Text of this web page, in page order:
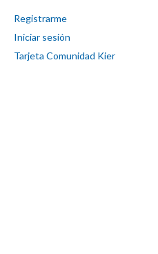
Registrarme
Iniciar sesión
Tarjeta Comunidad Kier